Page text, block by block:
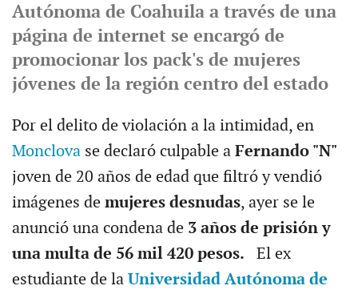
Autónoma de Coahuila a través de una
página de internet se encargó de
promocionar los pack's de mujeres
jóvenes de la región centro del estado
Por el delito de violación a la intimidad, en
Monclovase declaró culpable a Fernando "N"
joven de 20 años de edad que filtró y vendió
imágenes de mujeres desnudas, ayer se le
anunció una condena de3 años de prisión y
una multa de 56 mil 420 pesos. El ex
estudiante de la Universidad Autónoma de